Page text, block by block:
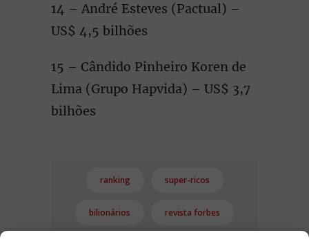
14 – André Esteves (Pactual) –
US$ 4,5 bilhões
15 – Cândido Pinheiro Koren de
Lima (Grupo Hapvida) – US$ 3,7
bilhões
ranking super-ricos
bilionários revista forbes